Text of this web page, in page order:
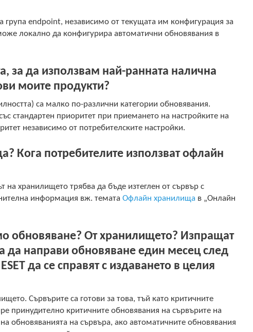
група endpoint, независимо от текущата им конфигурация за
локално да конфигурира автоматични обновявания в
за да използвам най-ранната налична
моите продукти?
са малко по-различни категории обновявания.
стандартен приоритет при приемането на настройките на
независимо от потребителските настройки.
Кога потребителите използват офлайн
хранилището трябва да бъде изтеглен от сървър с
информация вж. тематаОфлайн хранилища в „Онлайн
обновяване? От хранилището? Изпращат
да направи обновяване един месец след
да се справят с издаването в целия
Сървърите са готови за това, тъй като критичните
принудително критичните обновявания на сървърите на
обновяванията на сървъра, ако автоматичните обновявания